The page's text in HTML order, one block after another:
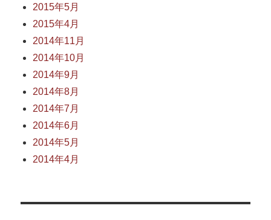
2015年5月
2015年4月
2014年11月
2014年10月
2014年9月
2014年8月
2014年7月
2014年6月
2014年5月
2014年4月